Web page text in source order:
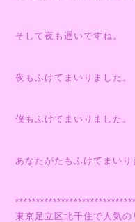
そして夜も遅いですね。
夜もふけてまいりました。
僕もふけてまいりました。
あなたがたもふけてまい
東京足立区北千住で人気の